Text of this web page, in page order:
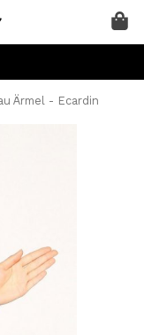
Ärmel - Ecardin